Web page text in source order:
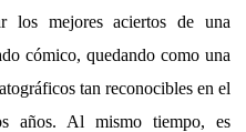
los mejores aciertos de una
cómico, quedando como una
tan reconocibles en el
años. Al mismo tiempo, es